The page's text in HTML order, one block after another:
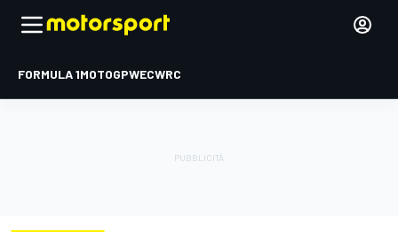
FORMULA 1MOTOGPWECWRC